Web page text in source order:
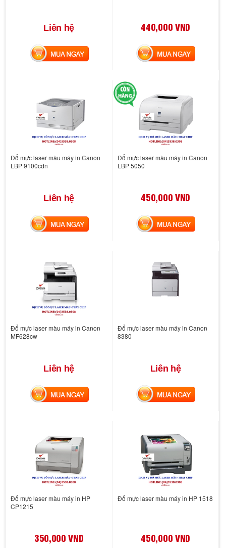
Liên hệ
MUA NGAY
440,000 VND
MUA NGAY
Đổ mực laser màu máy in Canon
LBP 9100cdn
Liên hệ
MUA NGAY
Đổ mực laser màu máy in Canon
LBP 5050
450,000 VND
MUA NGAY
Đổ mực laser màu máy in Canon
MF628cw
Liên hệ
MUA NGAY
Đổ mực laser màu máy in Canon
8380
Liên hệ
MUA NGAY
Đổ mực laser màu máy in HP
CP1215
350,000 VND
Đổ mực laser màu máy in HP 1518
450,000 VND